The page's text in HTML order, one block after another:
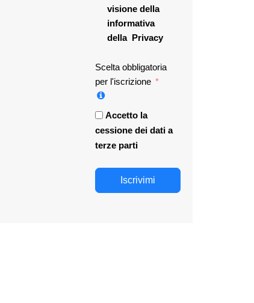
visione della
informativa
della Privacy
Scelta obbligatoria
per l'iscrizione
Accetto la
cessione dei dati a
terze parti
Iscrivimi